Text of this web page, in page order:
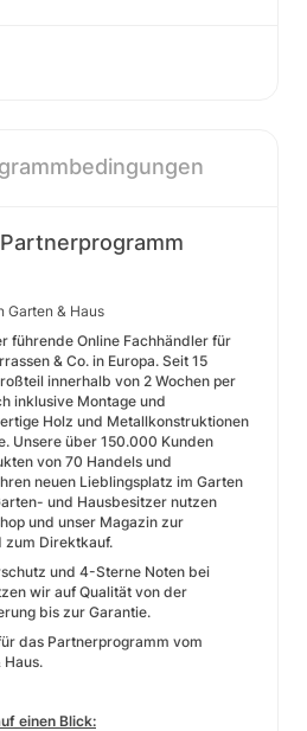
Garten & Haus
führende Online Fachhändler für
& Co. in Europa. Seit 15
innerhalb von 2 Wochen per
inklusive Montage und
Holz und Metallkonstruktionen
Unsere über 150.000 Kunden
von 70 Handels und
neuen Lieblingsplatz im Garten
und Hausbesitzer nutzen
und unser Magazin zur
zum Direktkauf.
und 4-Sterne Noten bei
wir auf Qualität von der
bis zur Garantie.
das Partnerprogramm vom
einen Blick: